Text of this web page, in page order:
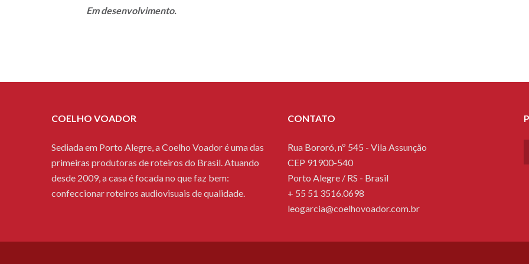
Em desenvolvimento.
COELHO VOADOR
Sediada em Porto Alegre, a Coelho Voador é uma das
primeiras produtoras de roteiros do Brasil. Atuando
desde 2009, a casa é focada no que faz bem:
confeccionar roteiros audiovisuais de qualidade.
CONTATO
Rua Bororó, nº 545 - Vila Assunção
CEP 91900-540
Porto Alegre / RS - Brasil
+ 55 51 3516.0698
leogarcia@coelhovoador.com.br